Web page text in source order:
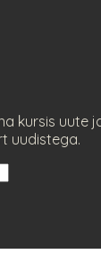
kursis uute
uudistega.